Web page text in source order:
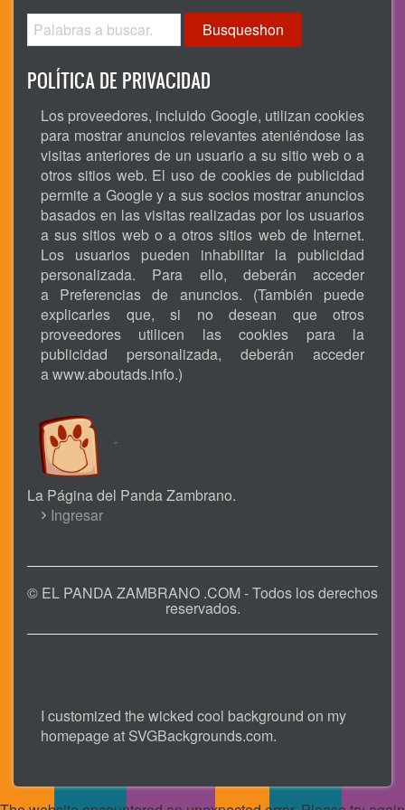
Busqueshon
POLÍTICA DE PRIVACIDAD
Los proveedores, incluido Google, utilizan cookies
para mostrar anuncios relevantes ateniéndose las
visitas anteriores de un usuario a su sitio web o a
otros sitios web. El uso de cookies de publicidad
permite a Google y a sus socios mostrar anuncios
basados en las visitas realizadas por los usuarios
a sus sitios web o a otros sitios web de Internet.
Los usuarios pueden inhabilitar la publicidad
personalizada. Para ello, deberán acceder
a Preferencias de anuncios. (También puede
explicarles que, si no desean que otros
proveedores utilicen las cookies para la
publicidad personalizada, deberán acceder
a www.aboutads.info.)
La Página del Panda Zambrano.
USER
MENU
Ingresar
© EL PANDA ZAMBRANO .COM - Todos los derechos
reservados.
I customized the wicked cool background on my
homepage at SVGBackgrounds.com.